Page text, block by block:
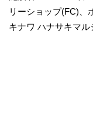
リーショップ(FC)、
キナワ ハナサキマル